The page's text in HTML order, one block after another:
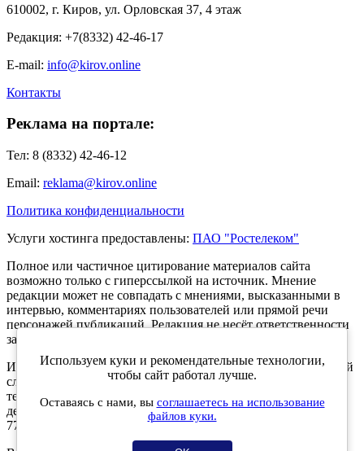
610002, г. Киров, ул. Орловская 37, 4 этаж
Редакция: +7(8332) 42-46-17
E-mail: info@kirov.online
Контакты
Реклама на портале:
Тел: 8 (8332) 42-46-12
Email: reklama@kirov.online
Политика конфиденциальности
Услуги хостинга предоставлены: ПАО "Ростелеком"
Полное или частичное цитирование материалов сайта
возможно только с гиперссылкой на источник. Мнение
редакции может не совпадать с мнениями, высказанными в
интервью, комментариях пользователей или прямой речи
персонажей публикаций. Редакция не несёт ответственности
за текст комментариев читателей.
Интернет-портал Kirov.online зарегистрирован в Федеральной
службе по надзору в сфере связи, информационных
технологий и массовых коммуникаций (Роскомнадзор) 5
декабря 2019 года. Регистрационный номер ЭЛ № ФС 77 -
77189.
Используем куки и рекомендательные технологии,
чтобы сайт работал лучше.
Оставаясь с нами, вы соглашаетесь на использование
файлов куки.